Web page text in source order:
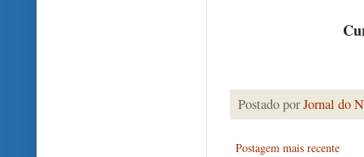
Postado porJornal do
Postagem mais recente